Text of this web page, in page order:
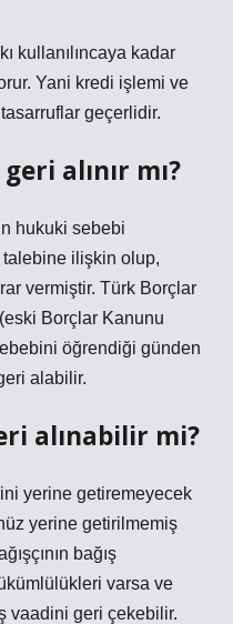
kullanılıncaya kadar
Yani kredi işlemi ve
geçerlidir.
alınır mı?
hukuki sebebi
ilişkin olup,
vermiştir. Türk Borçlar
Borçlar Kanunu
öğrendiği günden
alabilir.
alınabilir mi?
yerine getiremeyecek
yerine getirilmemiş
bağış
varsa ve
vaadini geri çekebilir.